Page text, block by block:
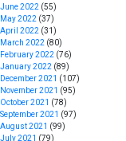
June 2022 (55)
May 2022 (37)
April 2022 (31)
March 2022 (80)
February 2022 (76)
January 2022 (89)
December 2021 (107)
November 2021 (95)
October 2021 (78)
September 2021 (97)
August 2021 (99)
July 2021 (79)